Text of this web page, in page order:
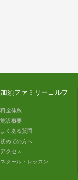
加須ファミリーゴルフ
料金体系
施設概要
よくある質問
初めての方へ
アクセス
スクール・レッスン